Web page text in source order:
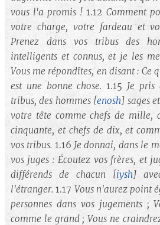
vous l'a promis !1.12 Comment
votre charge, votre fardeau et
Prenez dans vos tribus des
intelligents et connus, et je les
Vous me répondîtes, en disant : Ce
est une bonne chose.1.15 Je pris
tribus, des hommes[enosh] sages
votre tête comme chefs de mille,
cinquante, et chefs de dix, et
vos tribus. 1.16 Je donnai, dans le
vos juges : Écoutez vos frères, et
différends de chacun [iysh]
l'étranger. 1.17 Vous n'aurez point
personnes dans vos jugements ;
comme le grand ; Vous ne